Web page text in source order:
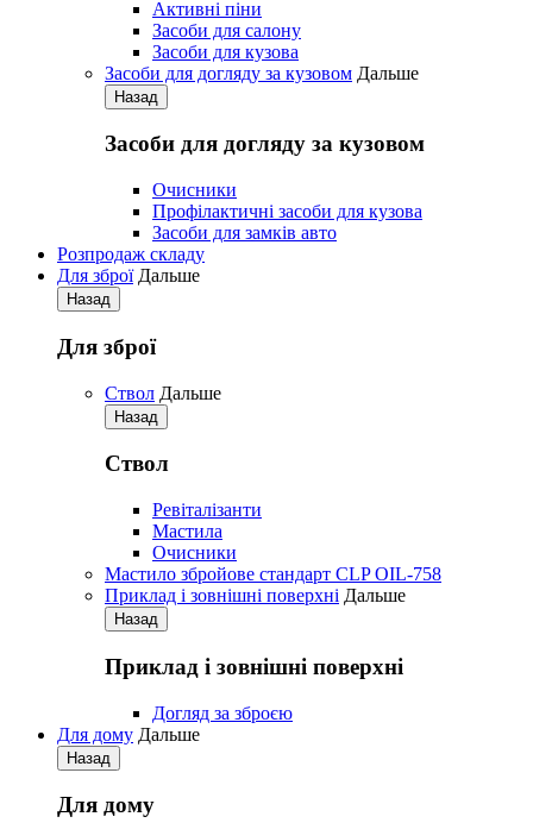
Активнi пiни
Засоби для салону
Засоби для кузова
Засоби для догляду за кузовом Дальше
Назад
Засоби для догляду за кузовом
Очисники
Профілактичні засоби для кузова
Засоби для замків авто
Розпродаж складу
Для зброї Дальше
Назад
Для зброї
Ствол Дальше
Назад
Ствол
Ревіталізанти
Мастила
Очисники
Мастило збройове стандарт CLP OIL-758
Приклад і зовнішні поверхні Дальше
Назад
Приклад і зовнішні поверхні
Догляд за зброєю
Для дому Дальше
Назад
Для дому